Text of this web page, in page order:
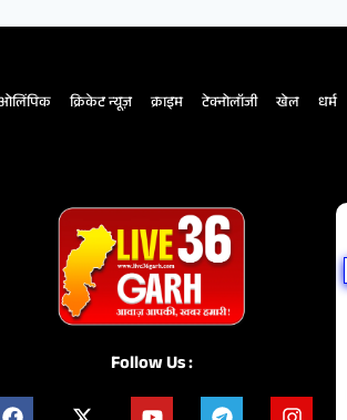
क्रिकेट न्यूज़ क्राइम टेक्नोलॉजी खेल धर्म
Follow Us :